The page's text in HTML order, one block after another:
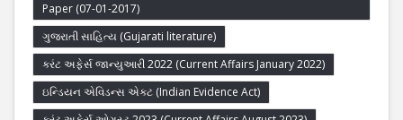
Paper (07-01-2017)
ગુજરાતી સાહિત્ય (Gujarati literature)
કરંટ અફેર્સ જાન્યુઆરી 2022 (Current Affairs January 2022)
ઇન્ડિયન એવિડન્સ એક્ટ (Indian Evidence Act)